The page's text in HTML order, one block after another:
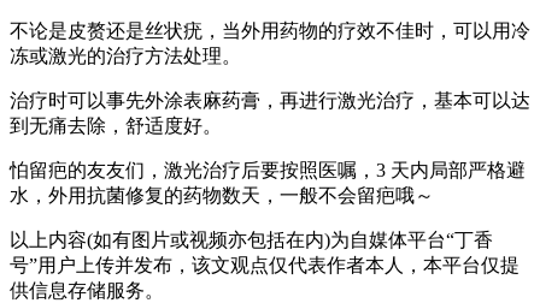
不论是皮赘还是丝状疣，当外用药物的疗效不佳时，可以用冷
冻或激光的治疗方法处理。
治疗时可以事先外涂表麻药膏，再进行激光治疗，基本可以达
到无痛去除，舒适度好。
怕留疤的友友们，激光治疗后要按照医嘱，3 天内局部严格避
水，外用抗菌修复的药物数天，一般不会留疤哦～
以上内容(如有图片或视频亦包括在内)为自媒体平台“丁香
号”用户上传并发布，该文观点仅代表作者本人，本平台仅提
供信息存储服务。